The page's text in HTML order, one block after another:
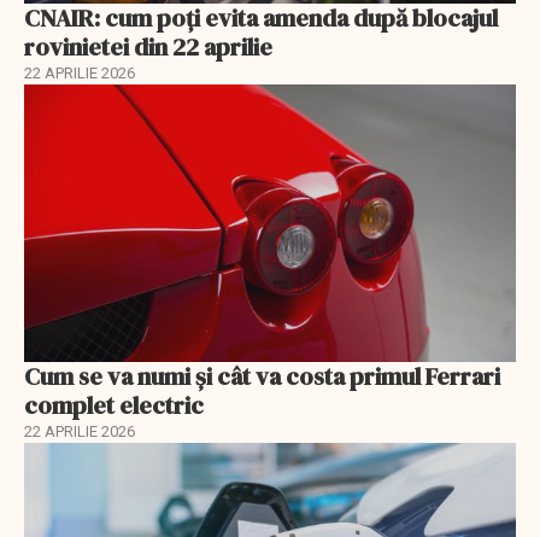
CNAIR: cum poți evita amenda după blocajul
rovinietei din 22 aprilie
22 APRILIE 2026
Cum se va numi şi cât va costa primul Ferrari
complet electric
22 APRILIE 2026